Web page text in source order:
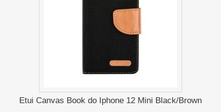
Etui Canvas Book do Iphone 12 Mini Black/Brown